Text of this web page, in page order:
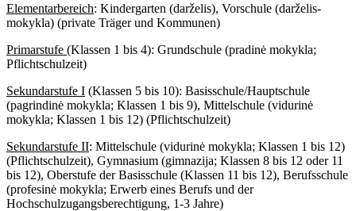
Elementarbereich: Kindergarten (darželis), Vorschule (darželis-
mokykla) (private Träger und Kommunen)
Primarstufe (Klassen 1 bis 4): Grundschule (pradinė mokykla;
Pflichtschulzeit)
Sekundarstufe I (Klassen 5 bis 10): Basisschule/Hauptschule
(pagrindinė mokykla; Klassen 1 bis 9), Mittelschule (vidurinė
mokykla; Klassen 1 bis 12) (Pflichtschulzeit)
Sekundarstufe II: Mittelschule (vidurinė mokykla; Klassen 1 bis 12)
(Pflichtschulzeit), Gymnasium (gimnazija; Klassen 8 bis 12 oder 11
bis 12), Oberstufe der Basisschule (Klassen 11 bis 12), Berufsschule
(profesinė mokykla; Erwerb eines Berufs und der
Hochschulzugangsberechtigung, 1-3 Jahre)